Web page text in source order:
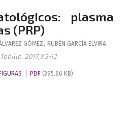
plasma
(PRP)
GÓMEZ , RUBÉN GARCÍA ELVIRA
2017;9:3-12
FIGURAS PDF (395.66 KB)